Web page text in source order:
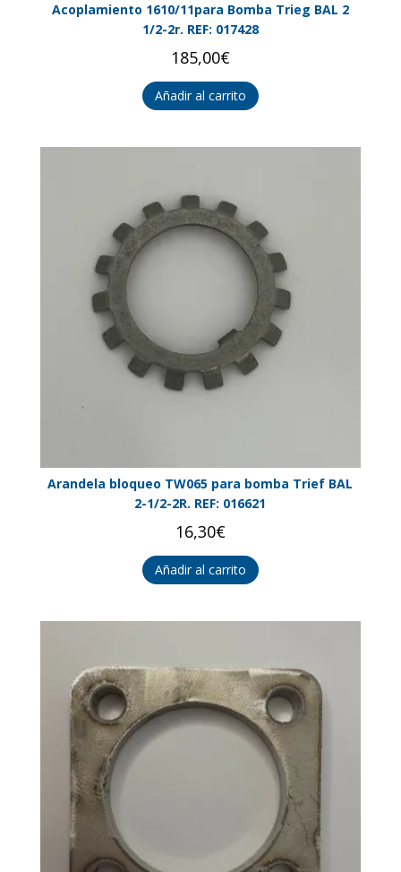
Acoplamiento 1610/11para Bomba Trieg BAL 2
1/2-2r. REF: 017428
185,00€
Añadir al carrito
Arandela bloqueo TW065 para bomba Trief BAL
2-1/2-2R. REF: 016621
16,30€
Añadir al carrito